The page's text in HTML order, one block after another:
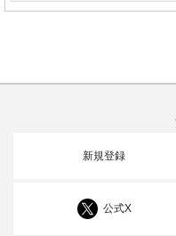
新規登録
公式X